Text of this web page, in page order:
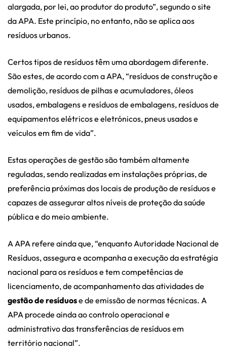
alargada, por lei, ao produtor do produto”, segundo o site
da APA. Este princípio, no entanto, não se aplica aos
resíduos urbanos.
Certos tipos de resíduos têm uma abordagem diferente.
São estes, de acordo com a APA, “resíduos de construção e
demolição, resíduos de pilhas e acumuladores, óleos
usados, embalagens e resíduos de embalagens, resíduos de
equipamentos elétricos e eletrónicos, pneus usados e
veículos em fim de vida”.
Estas operações de gestão são também altamente
reguladas, sendo realizadas em instalações próprias, de
preferência próximas dos locais de produção de resíduos e
capazes de assegurar altos níveis de proteção da saúde
pública e do meio ambiente.
A APA refere ainda que, “enquanto Autoridade Nacional de
Resíduos, assegura e acompanha a execução da estratégia
nacional para os resíduos e tem competências de
licenciamento, de acompanhamento das atividades de
gestão de resíduose de emissão de normas técnicas. A
APA procede ainda ao controlo operacional e
administrativo das transferências de resíduos em
território nacional”.